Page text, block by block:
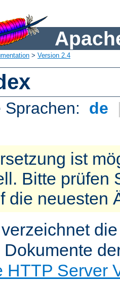
> Version 2.4
Sprachen: de
ist
Bitte prüfen
die neuesten
Dokumente
HTTP Server